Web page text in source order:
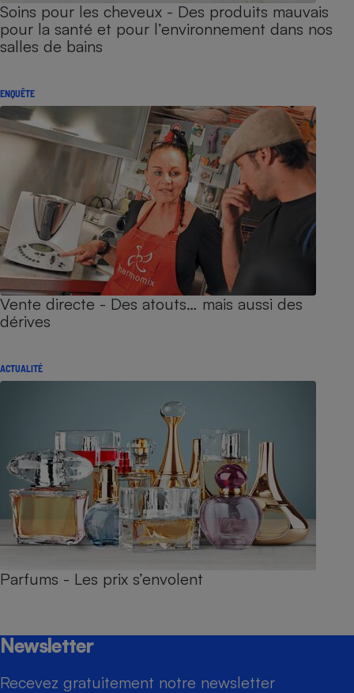
Soins pour les cheveux - Des produits mauvais
pour la santé et pour l’environnement dans nos
salles de bains
ENQUÊTE
Vente directe - Des atouts… mais aussi des
dérives
ACTUALITÉ
Parfums - Les prix s’envolent
Newsletter
Recevez gratuitement notre newsletter